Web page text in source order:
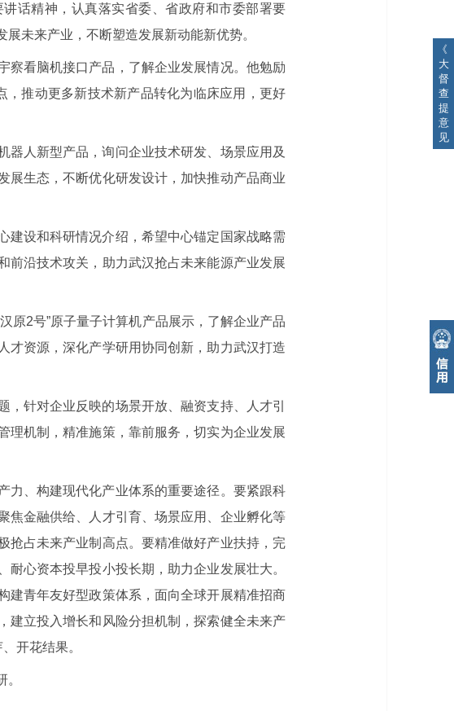
话精神，认真落实省委、省政府和市委部署要
未来产业，不断塑造发展新动能新优势。
察看脑机接口产品，了解企业发展情况。他勉励
，推动更多新技术新产品转化为临床应用，更好
器人新型产品，询问企业技术研发、场景应用及
展生态，不断优化研发设计，加快推动产品商业
建设和科研情况介绍，希望中心锚定国家战略需
前沿技术攻关，助力武汉抢占未来能源产业发展
原2号”原子量子计算机产品展示，了解企业产品
才资源，深化产学研用协同创新，助力武汉打造
针对企业反映的场景开放、融资支持、人才引
理机制，精准施策，靠前服务，切实为企业发展
力、构建现代化产业体系的重要途径。要紧跟科
焦金融供给、人才引育、场景应用、企业孵化等
抢占未来产业制高点。要精准做好产业扶持，完
心资本投早投小投长期，助力企业发展壮大。
建青年友好型政策体系，面向全球开展精准招商
建立投入增长和风险分担机制，探索健全未来产
开花结果。
《
大
督
查
提
意
见